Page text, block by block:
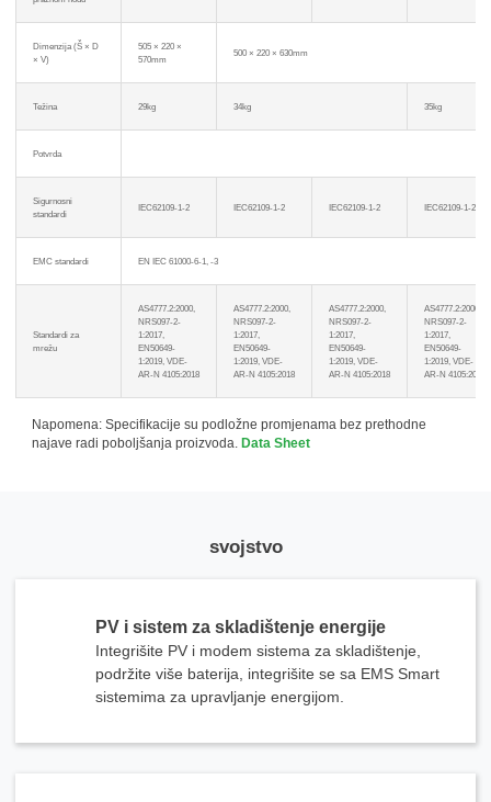
Dimenzija (Š × D
× V)
505 × 220 ×
570mm
500 × 220 × 630mm
Težina 29kg 34kg 35kg
Potvrda
Sigurnosni
standardi
IEC62109-1-2 IEC62109-1-2 IEC62109-1-2 IEC62109-1-2
EMC standardi EN IEC 61000-6-1, -3
Standardi za
mrežu
AS4777.2:2000,
NRS097-2-
1:2017,
EN50649-
1:2019, VDE-
AR-N 4105:2018
AS4777.2:2000,
NRS097-2-
1:2017,
EN50649-
1:2019, VDE-
AR-N 4105:2018
AS4777.2:2000,
NRS097-2-
1:2017,
EN50649-
1:2019, VDE-
AR-N 4105:2018
AS4777.2:2000,
NRS097-2-
1:2017,
EN50649-
1:2019, VDE-
AR-N 4105:2018
Napomena: Specifikacije su podložne promjenama bez prethodne
najave radi poboljšanja proizvoda.
Data Sheet
svojstvo
PV i sistem za skladištenje energije
Integrišite PV i modem sistema za skladištenje,
podržite više baterija, integrišite se sa EMS Smart
sistemima za upravljanje energijom.
odgovaraju vašim potrebama.
Molimo odaberite vrstu proizvoda